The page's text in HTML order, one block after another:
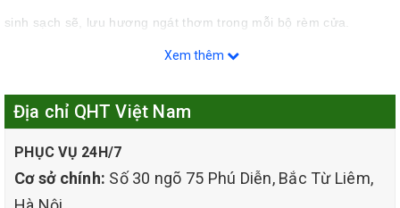
sinh sạch sẽ, lưu hương ngát thơm trong mỗi bộ rèm cửa.
Những ngôi nhà hiện đại ngày nay hay những văn phòng, cơ
lên vẻ đẹp sang trọng, sự hài hòa, mềm mại và duyên dáng. Hơn
nữa, rèm cửa còn có tác dụng ngăn chặn bụi bẩn từ bên ngoài
Để giữ cho rèm cửa luôn được sạch đẹp như mới thì theo lời
khuyên của các chuyên gia nên giặt rèm cửa, giặt màn cửa theo
định kỳ từ 6 đến 12 tháng/1 lần hoặc khi phát hiện rèm bị bẩn,
Xem thêm
Địa chỉ QHT Việt Nam
PHỤC VỤ 24H/7
Cơ sở chính: Số 30 ngõ 75 Phú Diễn, Bắc Từ Liêm,